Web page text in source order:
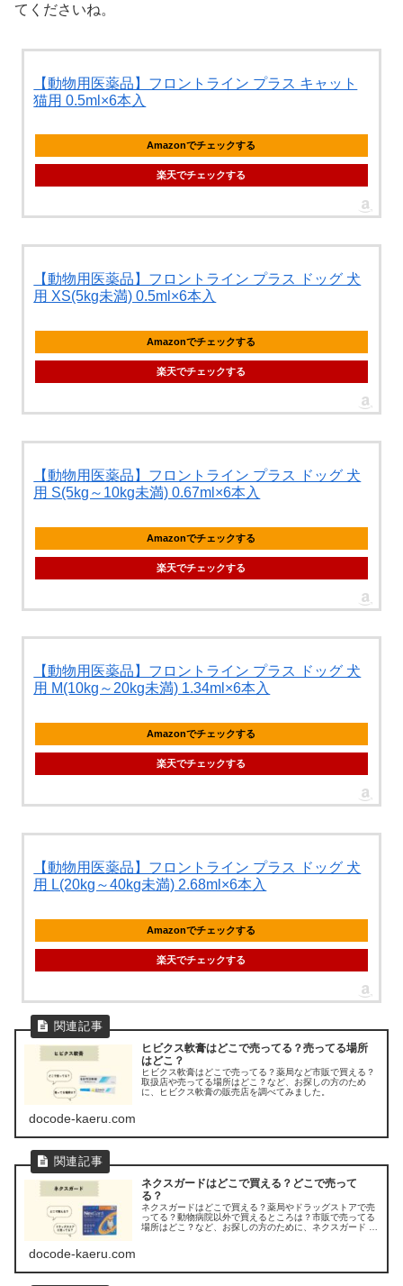
てくださいね。
【動物用医薬品】フロントライン プラス キャット
猫用 0.5ml×6本入
Amazonでチェックする
楽天でチェックする
【動物用医薬品】フロントライン プラス ドッグ 犬
用 XS(5kg未満) 0.5ml×6本入
Amazonでチェックする
楽天でチェックする
【動物用医薬品】フロントライン プラス ドッグ 犬
用 S(5kg～10kg未満) 0.67ml×6本入
Amazonでチェックする
楽天でチェックする
【動物用医薬品】フロントライン プラス ドッグ 犬
用 M(10kg～20kg未満) 1.34ml×6本入
Amazonでチェックする
楽天でチェックする
【動物用医薬品】フロントライン プラス ドッグ 犬
用 L(20kg～40kg未満) 2.68ml×6本入
Amazonでチェックする
楽天でチェックする
ヒビクス軟膏はどこで売ってる？売ってる場所
はどこ？
ヒビクス軟膏はどこで売ってる？薬局など市販で買える？
取扱店や売ってる場所はどこ？など、お探しの方のため
に、ヒビクス軟膏の販売店を調べてみました。
docode-kaeru.com
ネクスガードはどこで買える？どこで売って
る？
ネクスガードはどこで買える？薬局やドラッグストアで売
ってる？動物病院以外で買えるところは？市販で売ってる
場所はどこ？など、お探しの方のために、ネクスガード ス
docode-kaeru.com